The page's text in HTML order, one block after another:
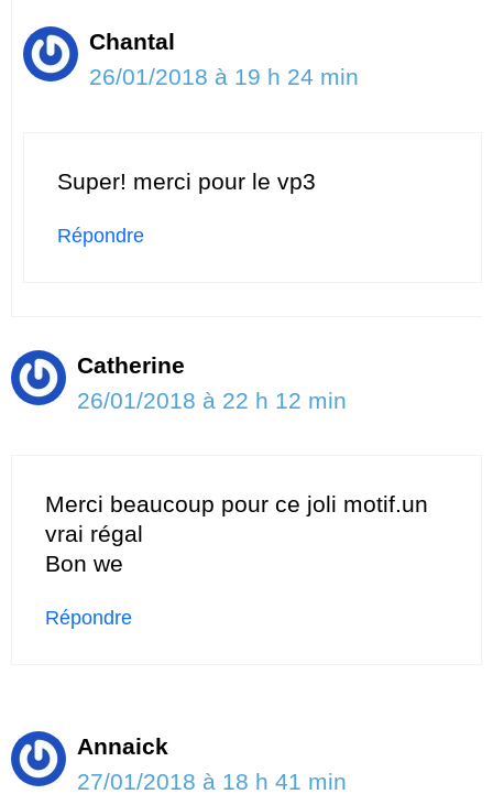
Chantal
26/01/2018 à 19 h 24 min
Super! merci pour le vp3
Répondre
Catherine
26/01/2018 à 22 h 12 min
Merci beaucoup pour ce joli motif.un
vrai régal
Bon we
Répondre
Annaick
27/01/2018 à 18 h 41 min